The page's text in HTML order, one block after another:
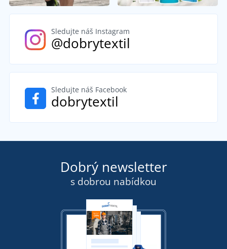
Sledujte náš Instagram
@dobrytextil
Sledujte náš Facebook
dobrytextil
Dobrý newsletter
s dobrou nabídkou